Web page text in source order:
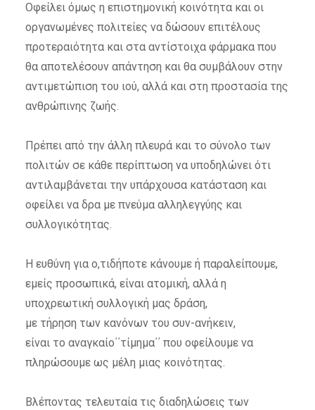
Οφείλει όμως η επιστημονική κοινότητα και οι
οργανωμένες πολιτείες να δώσουν επιτέλους
προτεραιότητα και στα αντίστοιχα φάρμακα που
θα αποτελέσουν απάντηση και θα συμβάλουν στην
αντιμετώπιση του ιού, αλλά και στη προστασία της
ανθρώπινης ζωής.
Πρέπει από την άλλη πλευρά και το σύνολο των
πολιτών σε κάθε περίπτωση να υποδηλώνει ότι
αντιλαμβάνεται την υπάρχουσα κατάσταση και
οφείλει να δρα με πνεύμα αλληλεγγύης και
συλλογικότητας.
Η ευθύνη για ο,τιδήποτε κάνουμε ή παραλείπουμε,
εμείς προσωπικά, είναι ατομική, αλλά η
υποχρεωτική συλλογική μας δράση,
με τήρηση των κανόνων του συν-ανήκειν,
είναι το αναγκαίο΄΄τίμημα΄΄ που οφείλουμε να
πληρώσουμε ως μέλη μιας κοινότητας.
Βλέποντας τελευταία τις διαδηλώσεις των